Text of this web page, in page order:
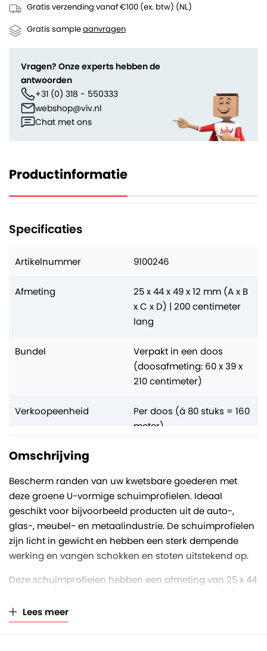
Gratis verzending vanaf €100 (ex. btw) (NL)
Gratis sampleaanvragen
Vragen? Onze experts hebben de
antwoorden
+31 (0) 318 - 550333
webshop@viv.nl
Chat met ons
Productinformatie
Specificaties
Artikelnummer 9100246
Afmeting
25 x 44 x 49 x 12 mm (A x B
x C x D) | 200 centimeter
lang
Bundel
Verpakt in een doos
(doosafmeting: 60 x 39 x
210 centimeter)
Verkoopeenheid
Per doos (á 80 stuks = 160
meter)
Omschrijving
Bescherm randen van uw kwetsbare goederen met
deze groene U-vormige schuimprofielen. Ideaal
geschikt voor bijvoorbeeld producten uit de auto-,
glas-, meubel- en metaalindustrie. De schuimprofielen
zijn licht in gewicht en hebben een sterk dempende
werking en vangen schokken en stoten uitstekend op.
Deze schuimprofielen hebben een afmeting van 25 x 44
een dikte van 12 mm (D). Zie ook de tekening (foto 2)
voor nadere toelichting van de verschillende maten. De
Lees meer